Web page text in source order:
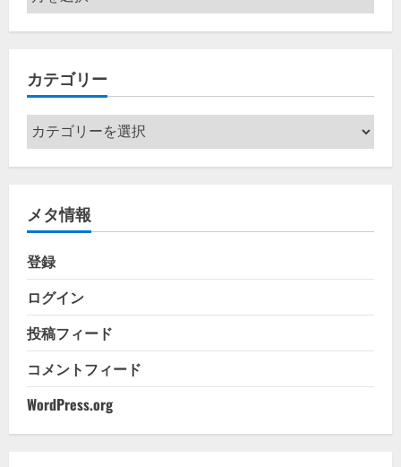
ー
カ
ブ
カテゴリー
カ
テ
ゴ
ー
メタ情報
登録
ログイン
投稿フィード
コメントフィード
WordPress.org